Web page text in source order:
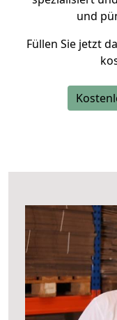
und
Füllen Sie jetzt